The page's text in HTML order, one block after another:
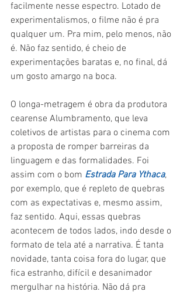
facilmente nesse espectro. Lotado de
experimentalismos, o filme não é pra
qualquer um. Pra mim, pelo menos, não
é. Não faz sentido, é cheio de
experimentações baratas e, no final, dá
um gosto amargo na boca.
O longa-metragem é obra da produtora
cearense Alumbramento, que leva
coletivos de artistas para o cinema com
a proposta de romper barreiras da
linguagem e das formalidades. Foi
assim com o bom Estrada Para Ythaca,
por exemplo, que é repleto de quebras
com as expectativas e, mesmo assim,
faz sentido. Aqui, essas quebras
acontecem de todos lados, indo desde o
formato de tela até a narrativa. É tanta
novidade, tanta coisa fora do lugar, que
fica estranho, difícil e desanimador
mergulhar na história. Não dá pra